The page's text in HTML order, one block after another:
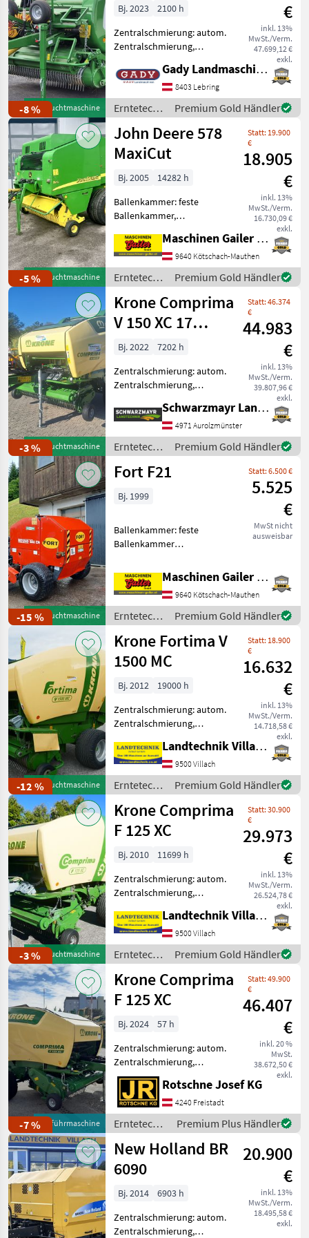
-8 %Gebrauchtmaschine
€
inkl. 13%
MwSt./Verm.
47.699,12 €
exkl.
Bj. 2023
2100 h
Zentralschmierung: autom.
Zentralschmierung,
Ballenkammer, Druckluft,
Netzbindung,
Rollenniederhalter,
Schneidwerk Auf Lager!
Ausstattung: - Druck
Gady Landmaschinen GmbH
8403 Lebring
Erntetechnik
Grünland /
McHale
Premium Gold Händler
-5 %Gebrauchtmaschine
John Deere 578
MaxiCut
Statt: 19.900
€
18.905
€
inkl. 13%
MwSt./Verm.
16.730,09 €
exkl.
Bj. 2005
14282 h
Ballenkammer: feste
Ballenkammer,
Zentralschmierung,
Ballenrampe, Schneidwerk,
Netzbindung gepflegte
Rundballenpresse mit * 14
Messer-Schneidw
Maschinen Gailer GmbH
9640 Kötschach-Mauthen
Erntetechnik
Grünland /
John
Deere
Premium Gold Händler
-3 %Gebrauchtmaschine
Krone Comprima
V 150 XC 17
Messer
Statt: 46.374
€
44.983
€
inkl. 13%
MwSt./Verm.
39.807,96 €
exkl.
Bj. 2022
7202 h
Zentralschmierung: autom.
Zentralschmierung,
Ballenkammer, Druckluft,
Netzbindung,
Rollenniederhalter,
Schneidwerk EDV: 56559
Rundballenpresse
Schwarzmayr Landtechnik GmbH - Aurolzmünster
4971 Aurolzmünster
Erntetechnik
Grünland /
Krone
Premium Gold Händler
-15 %Gebrauchtmaschine
Fort F21 Statt: 6.500 €
5.525
€
MwSt nicht
ausweisbar
Bj. 1999
Ballenkammer: feste
Ballenkammer
leichtzügige
Rundballenpresse mit
Schnurbindung,
Ballengröße 110 cm
Durchmesser x 120 cm
Höhe. Wir freuen u
Maschinen Gailer GmbH
9640 Kötschach-Mauthen
Erntetechnik
Grünland /
Fort
Premium Gold Händler
-12 %Gebrauchtmaschine
Krone Fortima V
1500 MC
Statt: 18.900
€
16.632
€
inkl. 13%
MwSt./Verm.
14.718,58 €
exkl.
Bj. 2012
19000 h
Zentralschmierung: autom.
Zentralschmierung,
Ballenkammer,
Netzbindung,
Rollenniederhalter,
Schneidwerk Krone Fortima
1500 mit 17-
Messerschneidwer
Landtechnik Villach GmbH
9500 Villach
Erntetechnik
Grünland /
Krone
Premium Gold Händler
-3 %Gebrauchtmaschine
Krone Comprima
F 125 XC
Statt: 30.900
€
29.973
€
inkl. 13%
MwSt./Verm.
26.524,78 €
exkl.
Bj. 2010
11699 h
Zentralschmierung: autom.
Zentralschmierung,
Ballenkammer,
Netzbindung,
Rollenniederhalter,
Schneidwerk Krone
Comprima F 125 XC
Festkammermaschine, m
Landtechnik Villach GmbH
9500 Villach
Erntetechnik
Grünland /
Krone
Premium Gold Händler
-7 %Vorführmaschine
Krone Comprima
F 125 XC
Statt: 49.900
€
46.407
€
inkl. 20 %
MwSt.
38.672,50 €
exkl.
Bj. 2024
57 h
Zentralschmierung: autom.
Zentralschmierung,
Ballenkammer: feste
Ballenkammer,
Netzbindung,
Rollenniederhalter,
Schneidwerk Krone
Fixkammer-
Schneidwerkspresse 17
Messer
Rotschne Josef KG
4240 Freistadt
Erntetechnik
Grünland /
Krone
Premium Plus Händler
New Holland BR
6090
20.900
€
inkl. 13%
MwSt./Verm.
18.495,58 €
exkl.
Bj. 2014
6903 h
Zentralschmierung: autom.
Zentralschmierung,